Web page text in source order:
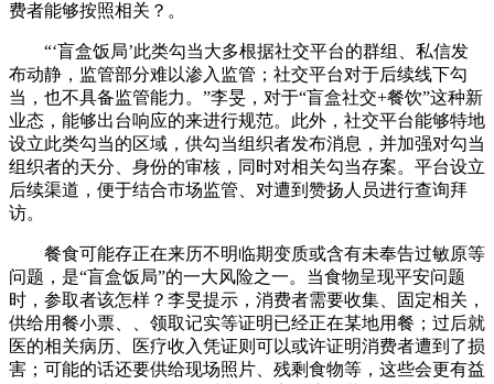
费者能够按照相关？。
“‘盲盒饭局’此类勾当大多根据社交平台的群组、私信发
布动静，监管部分难以渗入监管；社交平台对于后续线下勾
当，也不具备监管能力。”李旻，对于“盲盒社交+餐饮”这种新
业态，能够出台响应的来进行规范。此外，社交平台能够特地
设立此类勾当的区域，供勾当组织者发布消息，并加强对勾当
组织者的天分、身份的审核，同时对相关勾当存案。平台设立
后续渠道，便于结合市场监管、对遭到赞扬人员进行查询拜
访。
餐食可能存正在来历不明临期变质或含有未奉告过敏原等
问题，是“盲盒饭局”的一大风险之一。当食物呈现平安问题
时，参取者该怎样？李旻提示，消费者需要收集、固定相关，
供给用餐小票、、领取记实等证明已经正在某地用餐；过后就
医的相关病历、医疗收入凭证则可以或许证明消费者遭到了损
害；可能的话还要供给现场照片、残剩食物等，这些会更有益